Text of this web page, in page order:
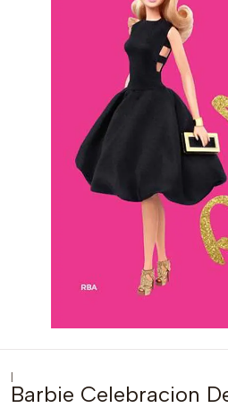
|
Barbie Celebracion